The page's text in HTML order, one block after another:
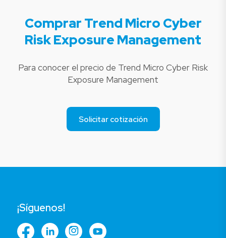
Comprar Trend Micro Cyber
Risk Exposure Management
Para conocer el precio de Trend Micro Cyber Risk
Exposure Management
Solicitar cotización
¡Síguenos!